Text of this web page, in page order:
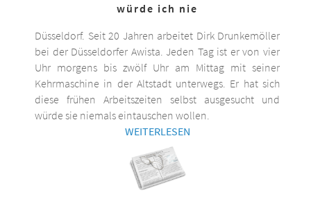
würde ich nie
Düsseldorf. Seit 20 Jahren arbeitet Dirk Drunkemöller
bei der Düsseldorfer Awista. Jeden Tag ist er von vier
Uhr morgens bis zwölf Uhr am Mittag mit seiner
Kehrmaschine in der Altstadt unterwegs. Er hat sich
diese frühen Arbeitszeiten selbst ausgesucht und
würde sie niemals eintauschen wollen.
WEITERLESEN